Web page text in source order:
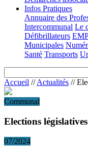
Infos Pratiques
Annuaire des
Intercommunal Le
Défibrillateurs
Municipales
Santé Transports
Accueil //Actualités //
Communal
Elections
07/2024